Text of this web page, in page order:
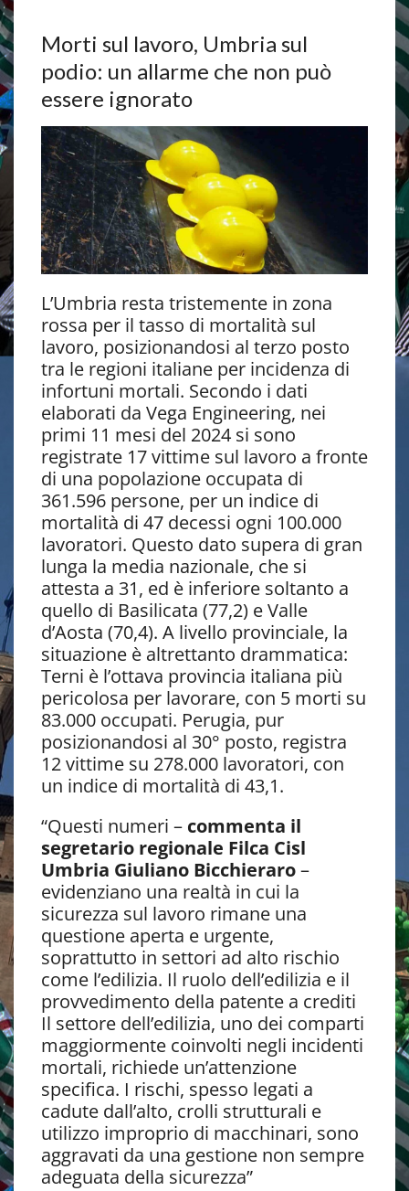
Morti sul lavoro, Umbria sul
podio: un allarme che non può
essere ignorato
L’Umbria resta tristemente in zona
rossa per il tasso di mortalità sul
lavoro, posizionandosi al terzo posto
tra le regioni italiane per incidenza di
infortuni mortali. Secondo i dati
elaborati da Vega Engineering, nei
primi 11 mesi del 2024 si sono
registrate 17 vittime sul lavoro a fronte
di una popolazione occupata di
361.596 persone, per un indice di
mortalità di 47 decessi ogni 100.000
lavoratori. Questo dato supera di gran
lunga la media nazionale, che si
attesta a 31, ed è inferiore soltanto a
quello di Basilicata (77,2) e Valle
d’Aosta (70,4). A livello provinciale, la
situazione è altrettanto drammatica:
Terni è l’ottava provincia italiana più
pericolosa per lavorare, con 5 morti su
83.000 occupati. Perugia, pur
posizionandosi al 30° posto, registra
12 vittime su 278.000 lavoratori, con
un indice di mortalità di 43,1.
“Questi numeri – commenta il
segretario regionale Filca Cisl
Umbria Giuliano Bicchieraro–
evidenziano una realtà in cui la
sicurezza sul lavoro rimane una
questione aperta e urgente,
soprattutto in settori ad alto rischio
come l’edilizia. Il ruolo dell’edilizia e il
provvedimento della patente a crediti
Il settore dell’edilizia, uno dei comparti
maggiormente coinvolti negli incidenti
mortali, richiede un’attenzione
specifica. I rischi, spesso legati a
cadute dall’alto, crolli strutturali e
utilizzo improprio di macchinari, sono
aggravati da una gestione non sempre
adeguata della sicurezza”